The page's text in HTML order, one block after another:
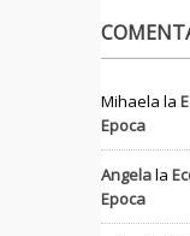
Mihaela la
Epoca
Angelala
Epoca